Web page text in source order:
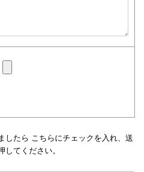
たら こちらにチェックを入れ、送
してください。